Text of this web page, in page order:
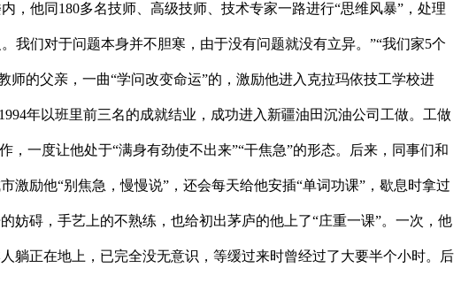
，他同180多名技师、高级技师、技术专家一路进行“思维风暴”，处理
我们对于问题本身并不胆寒，由于没有问题就没有立异。”“我们家5个
的父亲，一曲“学问改变命运”的，激励他进入克拉玛依技工学校进
年以班里前三名的成就结业，成功进入新疆油田沉油公司工做。工做
一度让他处于“满身有劲使不出来”“干焦急”的形态。后来，同事们和
励他“别焦急，慢慢说”，还会每天给他安插“单词功课”，歇息时拿过
碍，手艺上的不熟练，也给初出茅庐的他上了“庄重一课”。一次，他
躺正在地上，已完全没无意识，等缓过来时曾经过了大要半个小时。后